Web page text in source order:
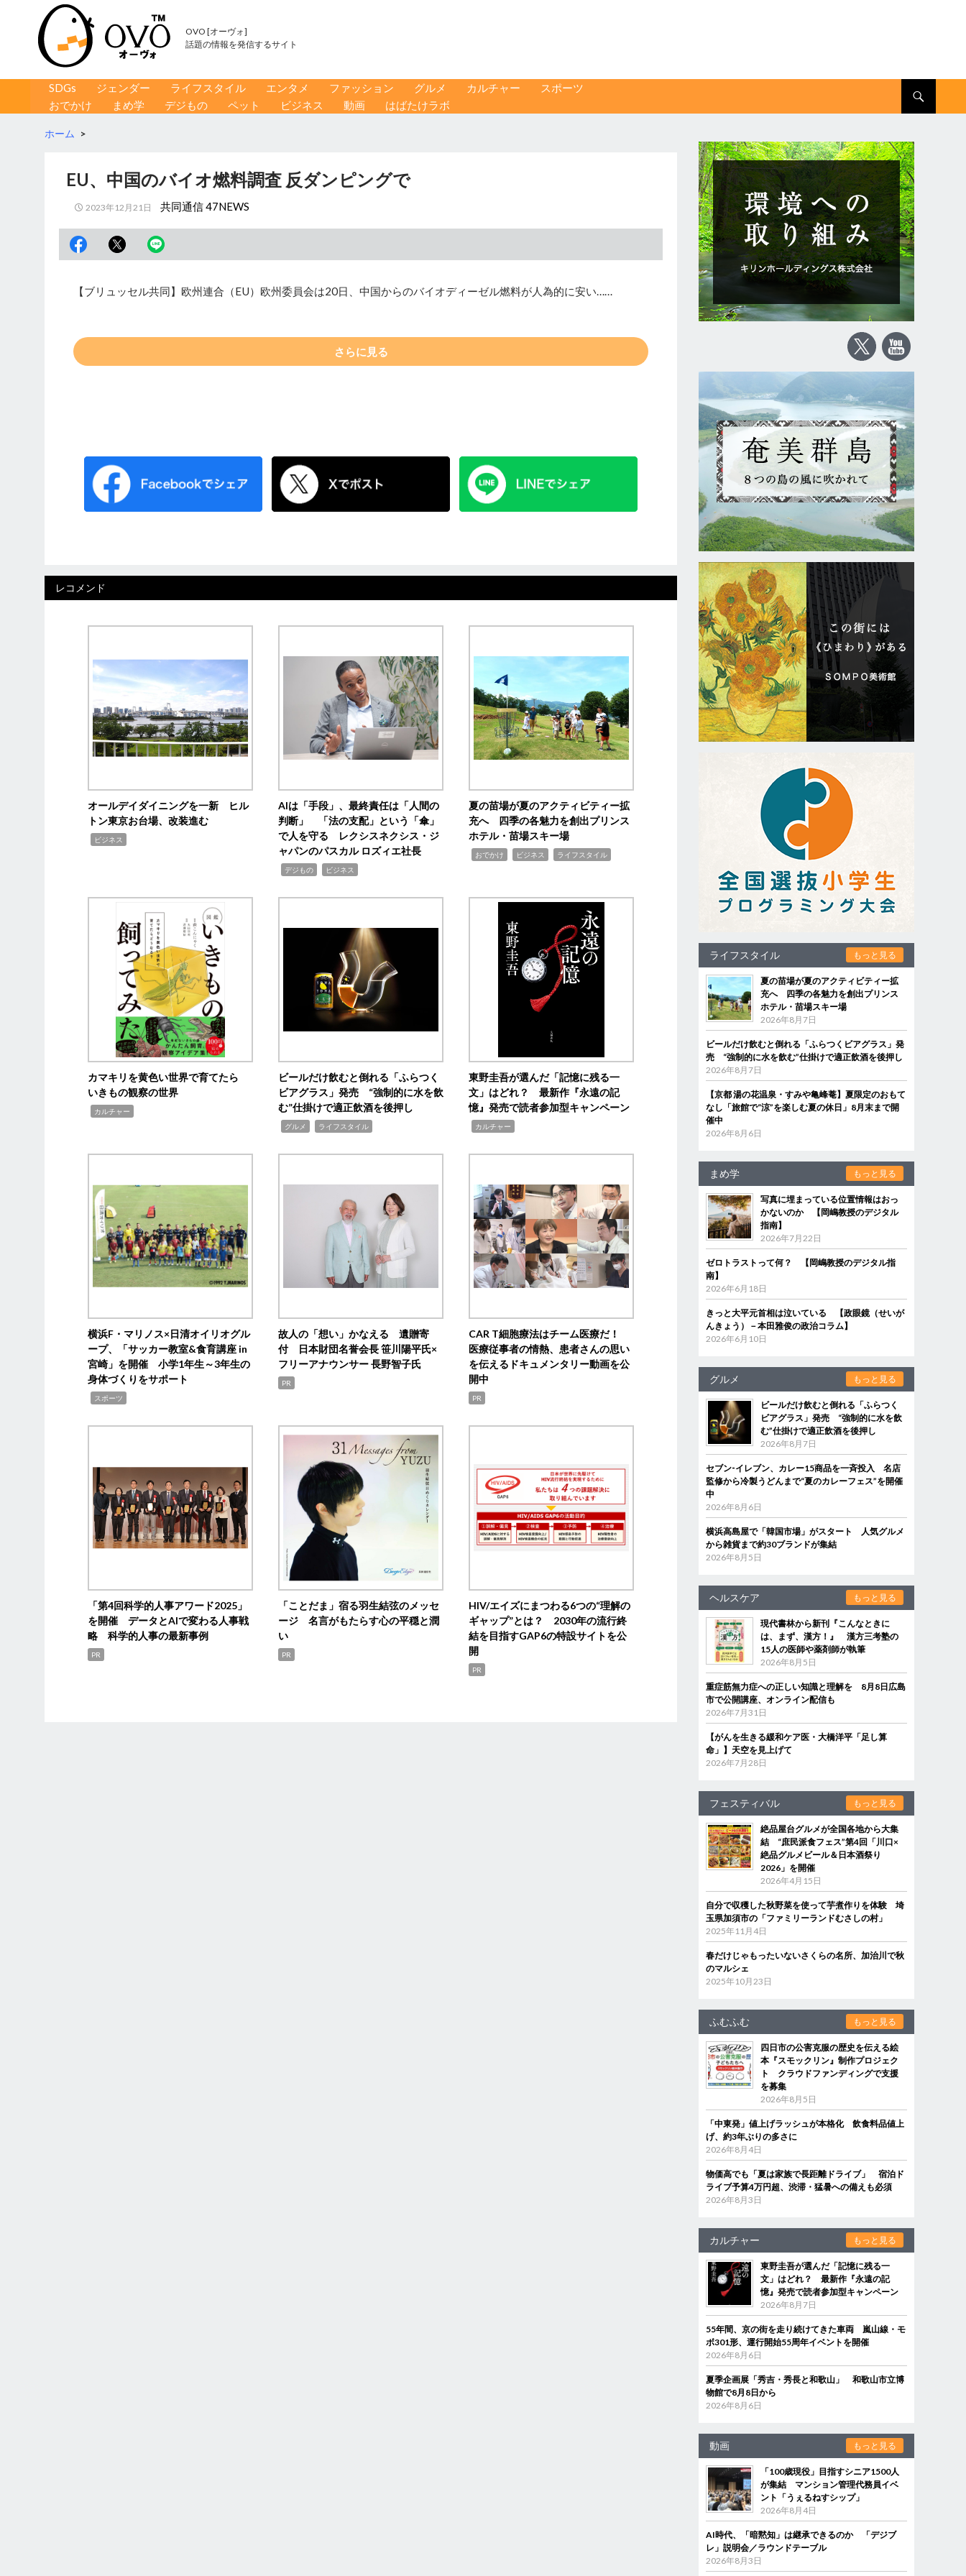
OVO [オーヴォ]
話題の情報を発信するサイト
コンテンツへ移動
SDGs ジェンダー ライフスタイル エンタメ ファッション グルメ カルチャー
スポーツ
おでかけ
まめ学 デジもの ペット ビジネス 動画 はばたけラボ
ホーム >
EU、中国のバイオ燃料調査 反ダンピングで
2023年12月21日 共同通信 47NEWS
【ブリュッセル共同】欧州連合（EU）欧州委員会は20日、中国からのバイオディーゼル燃料が人為的に安い……
さらに見る
レコメンド
オールデイダイニングを一新 ヒル
トン東京お台場、改装進む
ビジネス
AIは「手段」、最終責任は「人間の
判断」 「法の支配」という「傘」
で人を守る レクシスネクシス・ジ
ャパンのパスカル ロズィエ社長
デジもの ビジネス
夏の苗場が夏のアクティビティー拡
充へ 四季の各魅力を創出プリンス
ホテル・苗場スキー場
おでかけ ビジネス ライフスタイル
カマキリを黄色い世界で育てたら
いきもの観察の世界
カルチャー
ビールだけ飲むと倒れる「ふらつく
ビアグラス」発売 “強制的に水を飲
む”仕掛けで適正飲酒を後押し
グルメ ライフスタイル
東野圭吾が選んだ「記憶に残る一
文」はどれ？ 最新作『永遠の記
憶』発売で読者参加型キャンペーン
カルチャー
横浜F・マリノス×日清オイリオグル
ープ、「サッカー教室&食育講座 in
宮崎」を開催 小学1年生～3年生の
身体づくりをサポート
スポーツ
故人の「想い」かなえる 遺贈寄
付 日本財団名誉会長 笹川陽平氏×
フリーアナウンサー 長野智子氏
PR
CAR T細胞療法はチーム医療だ！
医療従事者の情熱、患者さんの思い
を伝えるドキュメンタリー動画を公
開中
PR
「第4回科学的人事アワード2025」
を開催 データとAIで変わる人事戦
略 科学的人事の最新事例
PR
「ことだま」宿る羽生結弦のメッセ
ージ 名言がもたらす心の平穏と潤
い
PR
HIV/エイズにまつわる6つの“理解の
ギャップ”とは？ 2030年の流行終
結を目指すGAP6の特設サイトを公
開
PR
ライフスタイル もっと見る
夏の苗場が夏のアクティビティー拡
充へ 四季の各魅力を創出プリンス
ホテル・苗場スキー場
2026年8月7日
ビールだけ飲むと倒れる「ふらつくビアグラス」発
売 “強制的に水を飲む”仕掛けで適正飲酒を後押し
2026年8月7日
【京都 湯の花温泉・すみや亀峰菴】夏限定のおもて
なし「旅館で“涼”を楽しむ夏の休日」8月末まで開
催中
2026年8月6日
まめ学 もっと見る
写真に埋まっている位置情報はおっ
かないのか 【岡嶋教授のデジタル
指南】
2026年7月22日
ゼロトラストって何？ 【岡嶋教授のデジタル指
南】
2026年6月18日
きっと大平元首相は泣いている 【政眼鏡（せいが
んきょう）－本田雅俊の政治コラム】
2026年6月10日
グルメ もっと見る
ビールだけ飲むと倒れる「ふらつく
ビアグラス」発売 “強制的に水を飲
む”仕掛けで適正飲酒を後押し
2026年8月7日
セブン‐イレブン、カレー15商品を一斉投入 名店
監修から冷製うどんまで“夏のカレーフェス”を開催
中
2026年8月6日
横浜高島屋で「韓国市場」がスタート 人気グルメ
から雑貨まで約30ブランドが集結
2026年8月5日
ヘルスケア もっと見る
現代書林から新刊『こんなときに
は、まず、漢方！』 漢方三考塾の
15人の医師や薬剤師が執筆
2026年8月5日
重症筋無力症への正しい知識と理解を 8月8日広島
市で公開講座、オンライン配信も
2026年7月31日
【がんを生きる緩和ケア医・大橋洋平「足し算
命」】天空を見上げて
2026年7月28日
フェスティバル もっと見る
絶品屋台グルメが全国各地から大集
結 “庶民派食フェス”第4回「川口×
絶品グルメビール＆日本酒祭り
2026」を開催
2026年4月15日
自分で収穫した秋野菜を使って芋煮作りを体験 埼
玉県加須市の「ファミリーランドむさしの村」
2025年11月4日
春だけじゃもったいないさくらの名所、加治川で秋
のマルシェ
2025年10月23日
ふむふむ もっと見る
四日市の公害克服の歴史を伝える絵
本『スモックリン』制作プロジェク
ト クラウドファンディングで支援
を募集
2026年8月5日
「中東発」値上げラッシュが本格化 飲食料品値上
げ、約3年ぶりの多さに
2026年8月4日
物価高でも「夏は家族で長距離ドライブ」 宿泊ド
ライブ予算4万円超、渋滞・猛暑への備えも必須
2026年8月3日
カルチャー もっと見る
東野圭吾が選んだ「記憶に残る一
文」はどれ？ 最新作『永遠の記
憶』発売で読者参加型キャンペーン
2026年8月7日
55年間、京の街を走り続けてきた車両 嵐山線・モ
ボ301形、運行開始55周年イベントを開催
2026年8月6日
夏季企画展「秀吉・秀長と和歌山」 和歌山市立博
物館で8月8日から
2026年8月6日
動画 もっと見る
「100歳現役」目指すシニア1500人
が集結 マンション管理代務員イベ
ント「うぇるねすシップ」
2026年8月4日
AI時代、「暗黙知」は継承できるのか 「デジブ
レ」説明会／ラウンドテーブル
2026年8月3日